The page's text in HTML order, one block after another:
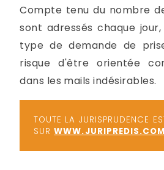
Compte tenu du nombre
sont adressés chaque
type de demande de
risque d'être orientée
dans les mails indésirables.
TOUTE LA JURISPRUDENCE
SURWWW.JURIPREDIS.COM